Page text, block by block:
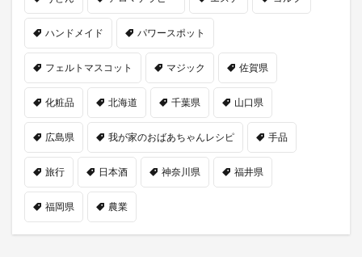
ハンドメイド パワースポット
フェルトマスコット マジック 佐賀県
化粧品 北海道 千葉県 山口県
広島県 我が家のおばあちゃんレシピ 手品
旅行 日本酒 神奈川県 福井県
福岡県 農業